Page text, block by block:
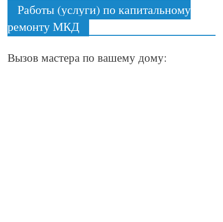
Работы (услуги) по капитальному
ремонту МКД
Вызов мастера по вашему дому: